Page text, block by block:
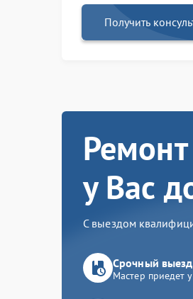
Получить
у Вас
С выездом
Срочный выезд
Мастер приедет